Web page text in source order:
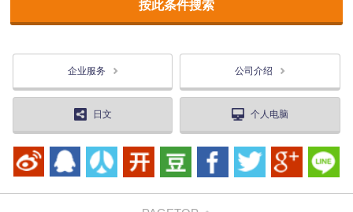
企业服务 公司介绍
日文 个人电脑